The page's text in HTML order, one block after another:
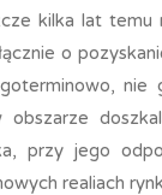
kilka lat temu
o
przy jego
realiach